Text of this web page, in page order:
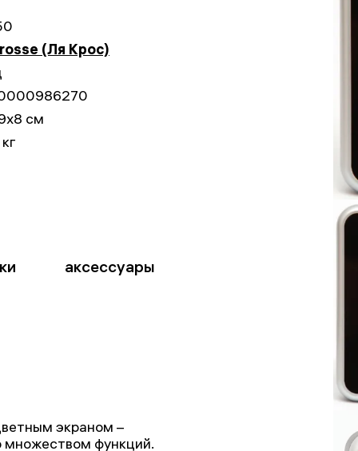
(Ля Крос)
см
аксессуары
экраном –
функций.